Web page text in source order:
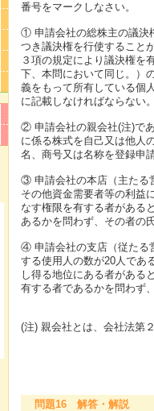
番号をマークしなさい。
① 申請会社の総株主の議決
つき議決権を行使すること
３項の規定により議決権を
下、本問において同じ。）
義をもって所有している個
に記載しなければならない。
② 申請会社の親会社(注)で
に係る株式を自己又は他人
名、商号又は名称を登録申
③ 申請会社の本店（主たる
その他資金需要者等の利益
なす権限を有する者がある
あるかを問わず、その者の
④ 申請会社の支店（従たる
する使用人の数が20人であ
し得る地位にある者がある
有する者であるかを問わず
(注) 親会社とは、会社法第
問題16 解答・解説